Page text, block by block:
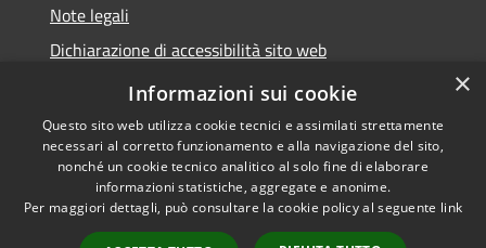
Note legali
Dichiarazione di accessibilità sito web
WhistleblowingPA
Accessibilità
Copyright © 2026 • Comune di
Gaglianico • Powered by
×
Informazioni sui cookie
Questo sito web utilizza cookie tecnici e assimilati strettamente
necessari al corretto funzionamento e alla navigazione del sito,
nonché un cookie tecnico analitico al solo fine di elaborare
informazioni statistiche, aggregate e anonime.
Per maggiori dettagli, può consultare la cookie policy al seguente link